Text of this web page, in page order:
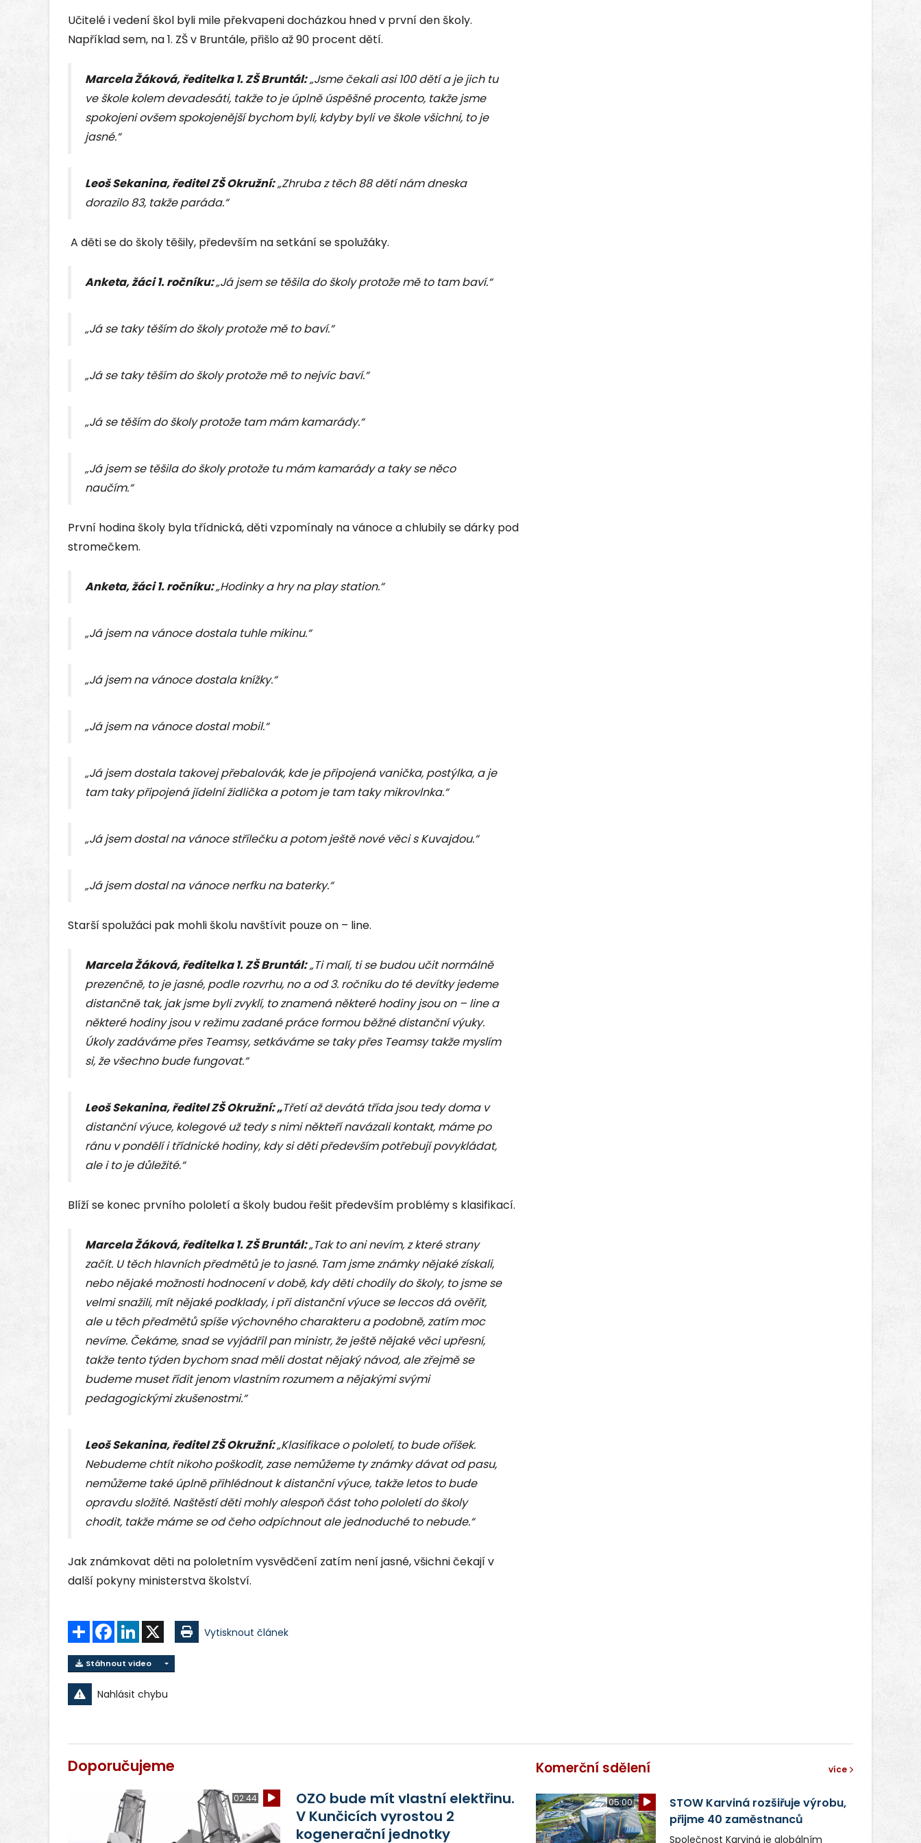
Učitelé i vedení škol byli mile překvapeni docházkou hned v první den školy.
Například sem, na 1. ZŠ v Bruntále, přišlo až 90 procent dětí.
Marcela Žáková, ředitelka 1. ZŠ Bruntál:„Jsme čekali asi 100 dětí a je jich tu
ve škole kolem devadesáti, takže to je úplně úspěšné procento, takže jsme
spokojeni ovšem spokojenější bychom byli, kdyby byli ve škole všichni, to je
jasné.“
Leoš Sekanina, ředitel ZŠ Okružní:„Zhruba z těch 88 dětí nám dneska
dorazilo 83, takže paráda.“
A děti se do školy těšily, především na setkání se spolužáky.
Anketa, žáci 1. ročníku:„Já jsem se těšila do školy protože mě to tam baví.“
„Já se taky těším do školy protože mě to baví.“
„Já se taky těším do školy protože mě to nejvíc baví.“
„Já se těším do školy protože tam mám kamarády.“
„Já jsem se těšila do školy protože tu mám kamarády a taky se něco
naučím.“
První hodina školy byla třídnická, děti vzpomínaly na vánoce a chlubily se dárky pod
stromečkem.
Anketa, žáci 1. ročníku:„Hodinky a hry na play station.“
„Já jsem na vánoce dostala tuhle mikinu.“
„Já jsem na vánoce dostala knížky.“
„Já jsem na vánoce dostal mobil.“
„Já jsem dostala takovej přebalovák, kde je připojená vanička, postýlka, a je
tam taky připojená jídelní židlička a potom je tam taky mikrovlnka.“
„Já jsem dostal na vánoce střílečku a potom ještě nové věci s Kuvajdou.“
„Já jsem dostal na vánoce nerfku na baterky.“
Starší spolužáci pak mohli školu navštívit pouze on – line.
Marcela Žáková, ředitelka 1. ZŠ Bruntál:„Ti malí, ti se budou učit normálně
prezenčně, to je jasné, podle rozvrhu, no a od 3. ročníku do té devítky jedeme
distančně tak, jak jsme byli zvyklí, to znamená některé hodiny jsou on – line a
některé hodiny jsou v režimu zadané práce formou běžné distanční výuky.
Úkoly zadáváme přes Teamsy, setkáváme se taky přes Teamsy takže myslím
si, že všechno bude fungovat.“
Leoš Sekanina, ředitel ZŠ Okružní: „Třetí až devátá třída jsou tedy doma v
distanční výuce, kolegové už tedy s nimi někteří navázali kontakt, máme po
ránu v pondělí i třídnické hodiny, kdy si děti především potřebují povykládat,
ale i to je důležité.“
Blíží se konec prvního pololetí a školy budou řešit především problémy s klasifikací.
Marcela Žáková, ředitelka 1. ZŠ Bruntál:„Tak to ani nevím, z které strany
začít. U těch hlavních předmětů je to jasné. Tam jsme známky nějaké získali,
nebo nějaké možnosti hodnocení v době, kdy děti chodily do školy, to jsme se
velmi snažili, mít nějaké podklady, i při distanční výuce se leccos dá ověřit,
ale u těch předmětů spíše výchovného charakteru a podobně, zatím moc
nevíme. Čekáme, snad se vyjádřil pan ministr, že ještě nějaké věci upřesní,
takže tento týden bychom snad měli dostat nějaký návod, ale zřejmě se
budeme muset řídit jenom vlastním rozumem a nějakými svými
pedagogickými zkušenostmi.“
Leoš Sekanina, ředitel ZŠ Okružní:„Klasifikace o pololetí, to bude oříšek.
Nebudeme chtít nikoho poškodit, zase nemůžeme ty známky dávat od pasu,
nemůžeme také úplně přihlédnout k distanční výuce, takže letos to bude
opravdu složité. Naštěstí děti mohly alespoň část toho pololetí do školy
chodit, takže máme se od čeho odpíchnout ale jednoduché to nebude.“
Jak známkovat děti na pololetním vysvědčení zatím není jasné, všichni čekají v
další pokyny ministerstva školství.
Sdílet FacebookLinkedIn Vytisknout článek
Stáhnout video
Nahlásit chybu
Doporučujeme
02:44
OZO bude mít vlastní elektřinu.
V Kunčicích vyrostou 2
kogenerační jednotky
Komerční sdělení více
05:00
STOW Karviná rozšiřuje výrobu,
přijme 40 zaměstnanců
Společnost Karviná je globálním